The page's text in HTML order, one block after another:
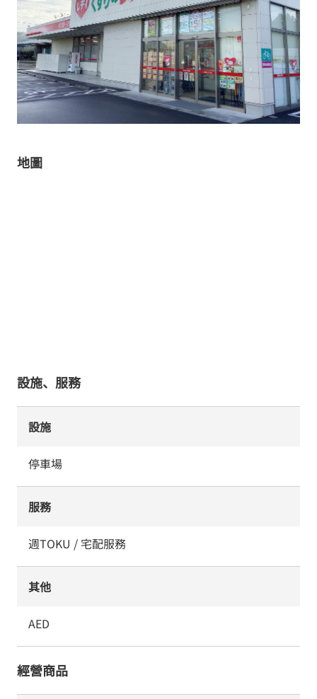
地圖
設施、服務
設施
停車場
服務
週TOKU / 宅配服務
其他
AED
經營商品